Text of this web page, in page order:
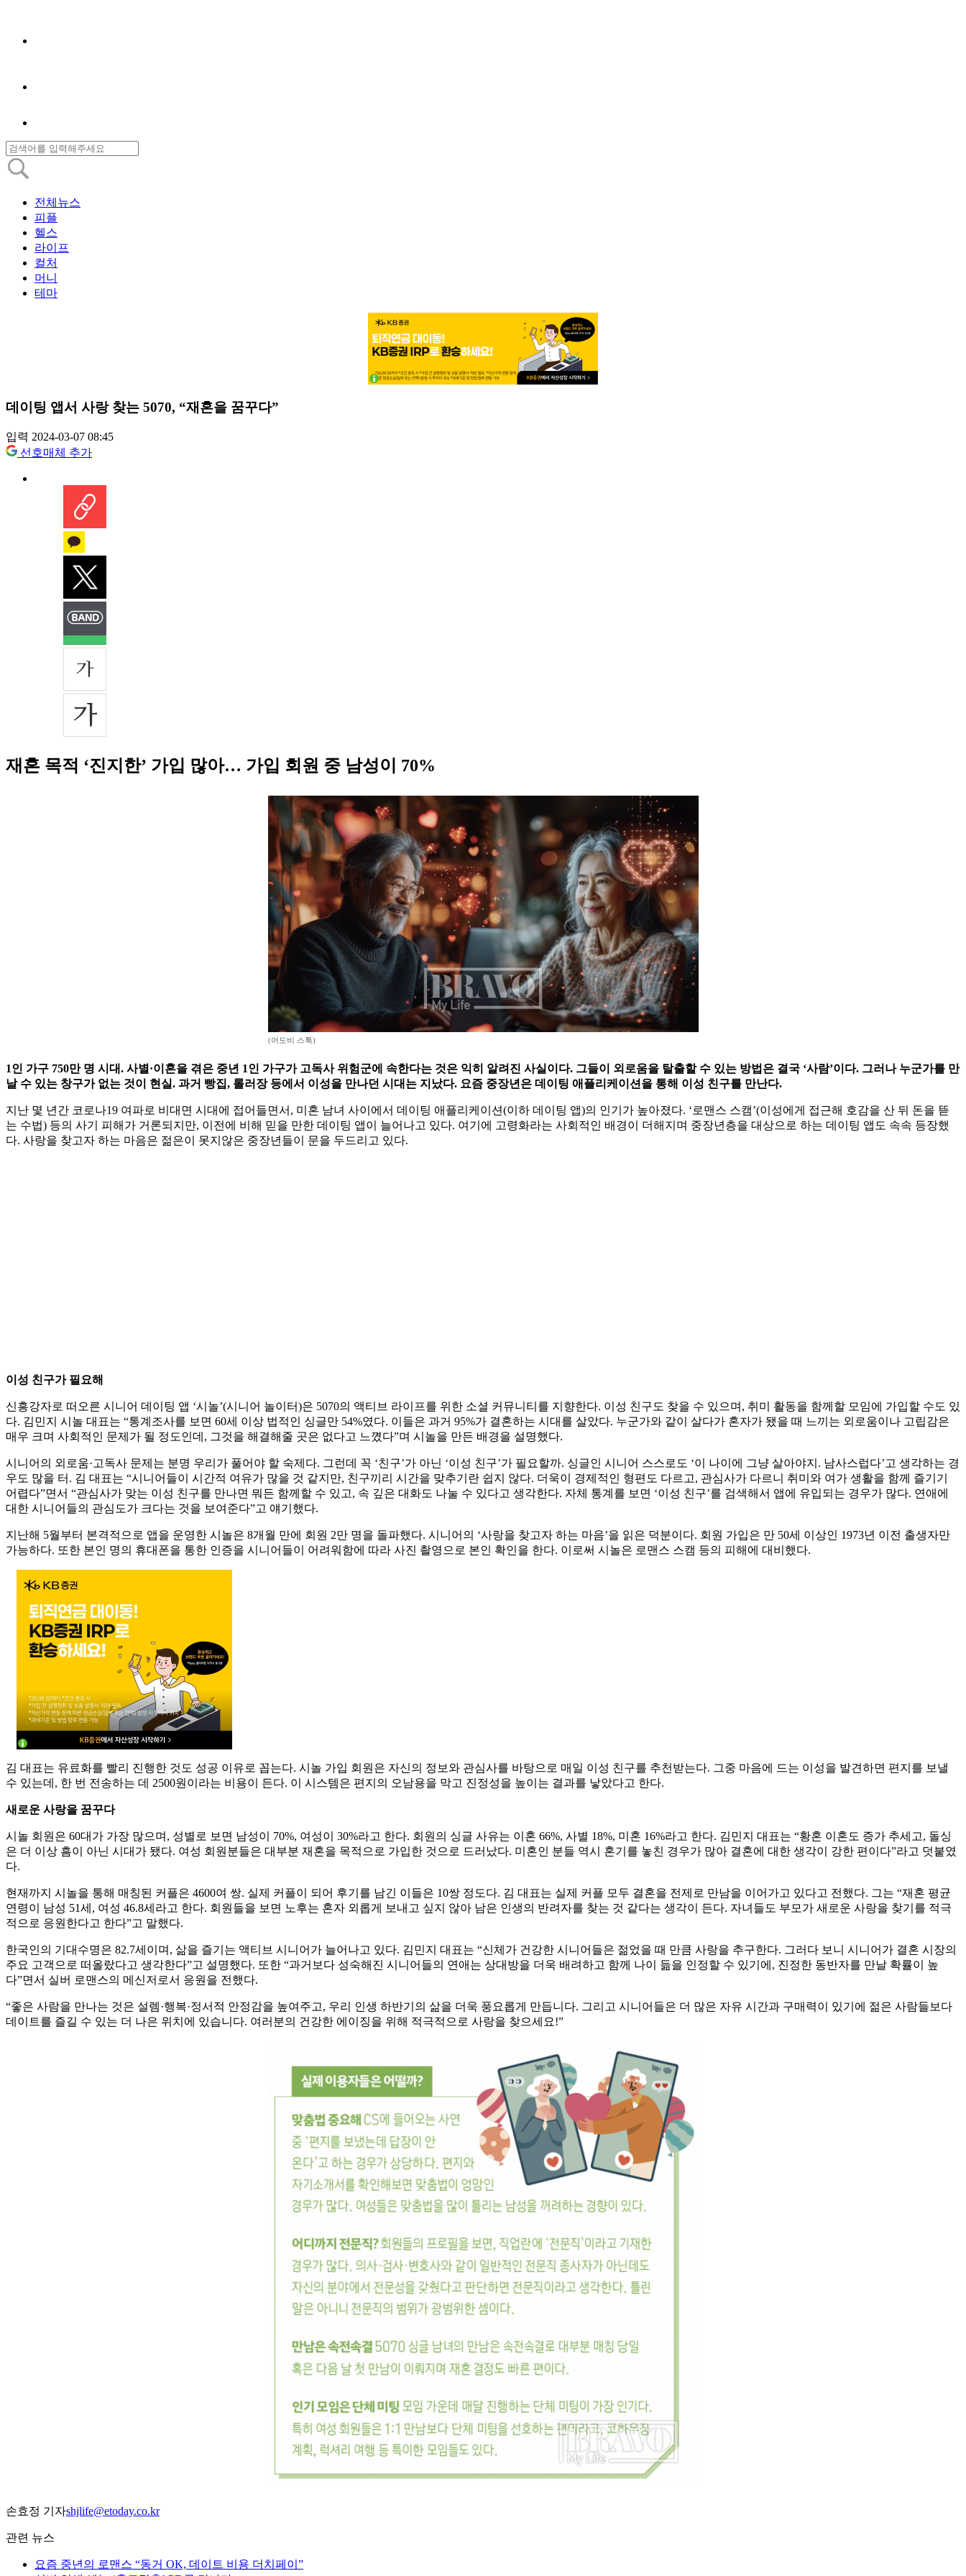
전체뉴스
피플
헬스
라이프
컬처
머니
테마
데이팅 앱서 사랑 찾는 5070, “재혼을 꿈꾸다”
입력 2024-03-07 08:45
선호매체 추가
재혼 목적 ‘진지한’ 가입 많아… 가입 회원 중 남성이 70%
(어도비 스톡)
1인 가구 750만 명 시대. 사별·이혼을 겪은 중년 1인 가구가 고독사 위험군에 속한다는 것은 익히 알려진 사실이다. 그들이 외로움을 탈출할 수 있는 방법은 결국 ‘사람’이다. 그러나 누군가를 만
날 수 있는 창구가 없는 것이 현실. 과거 빵집, 롤러장 등에서 이성을 만나던 시대는 지났다. 요즘 중장년은 데이팅 애플리케이션을 통해 이성 친구를 만난다.
지난 몇 년간 코로나19 여파로 비대면 시대에 접어들면서, 미혼 남녀 사이에서 데이팅 애플리케이션(이하 데이팅 앱)의 인기가 높아졌다. ‘로맨스 스캠’(이성에게 접근해 호감을 산 뒤 돈을 뜯
는 수법) 등의 사기 피해가 거론되지만, 이전에 비해 믿을 만한 데이팅 앱이 늘어나고 있다. 여기에 고령화라는 사회적인 배경이 더해지며 중장년층을 대상으로 하는 데이팅 앱도 속속 등장했
다. 사랑을 찾고자 하는 마음은 젊은이 못지않은 중장년들이 문을 두드리고 있다.
이성 친구가 필요해
신흥강자로 떠오른 시니어 데이팅 앱 ‘시놀’(시니어 놀이터)은 5070의 액티브 라이프를 위한 소셜 커뮤니티를 지향한다. 이성 친구도 찾을 수 있으며, 취미 활동을 함께할 모임에 가입할 수도 있
다. 김민지 시놀 대표는 “통계조사를 보면 60세 이상 법적인 싱글만 54%였다. 이들은 과거 95%가 결혼하는 시대를 살았다. 누군가와 같이 살다가 혼자가 됐을 때 느끼는 외로움이나 고립감은
매우 크며 사회적인 문제가 될 정도인데, 그것을 해결해줄 곳은 없다고 느꼈다”며 시놀을 만든 배경을 설명했다.
시니어의 외로움·고독사 문제는 분명 우리가 풀어야 할 숙제다. 그런데 꼭 ‘친구’가 아닌 ‘이성 친구’가 필요할까. 싱글인 시니어 스스로도 ‘이 나이에 그냥 살아야지. 남사스럽다’고 생각하는 경
우도 많을 터. 김 대표는 “시니어들이 시간적 여유가 많을 것 같지만, 친구끼리 시간을 맞추기란 쉽지 않다. 더욱이 경제적인 형편도 다르고, 관심사가 다르니 취미와 여가 생활을 함께 즐기기
어렵다”면서 “관심사가 맞는 이성 친구를 만나면 뭐든 함께할 수 있고, 속 깊은 대화도 나눌 수 있다고 생각한다. 자체 통계를 보면 ‘이성 친구’를 검색해서 앱에 유입되는 경우가 많다. 연애에
대한 시니어들의 관심도가 크다는 것을 보여준다”고 얘기했다.
지난해 5월부터 본격적으로 앱을 운영한 시놀은 8개월 만에 회원 2만 명을 돌파했다. 시니어의 ‘사랑을 찾고자 하는 마음’을 읽은 덕분이다. 회원 가입은 만 50세 이상인 1973년 이전 출생자만
가능하다. 또한 본인 명의 휴대폰을 통한 인증을 시니어들이 어려워함에 따라 사진 촬영으로 본인 확인을 한다. 이로써 시놀은 로맨스 스캠 등의 피해에 대비했다.
김 대표는 유료화를 빨리 진행한 것도 성공 이유로 꼽는다. 시놀 가입 회원은 자신의 정보와 관심사를 바탕으로 매일 이성 친구를 추천받는다. 그중 마음에 드는 이성을 발견하면 편지를 보낼
수 있는데, 한 번 전송하는 데 2500원이라는 비용이 든다. 이 시스템은 편지의 오남용을 막고 진정성을 높이는 결과를 낳았다고 한다.
새로운 사랑을 꿈꾸다
시놀 회원은 60대가 가장 많으며, 성별로 보면 남성이 70%, 여성이 30%라고 한다. 회원의 싱글 사유는 이혼 66%, 사별 18%, 미혼 16%라고 한다. 김민지 대표는 “황혼 이혼도 증가 추세고, 돌싱
은 더 이상 흠이 아닌 시대가 됐다. 여성 회원분들은 대부분 재혼을 목적으로 가입한 것으로 드러났다. 미혼인 분들 역시 혼기를 놓친 경우가 많아 결혼에 대한 생각이 강한 편이다”라고 덧붙였
다.
현재까지 시놀을 통해 매칭된 커플은 4600여 쌍. 실제 커플이 되어 후기를 남긴 이들은 10쌍 정도다. 김 대표는 실제 커플 모두 결혼을 전제로 만남을 이어가고 있다고 전했다. 그는 “재혼 평균
연령이 남성 51세, 여성 46.8세라고 한다. 회원들을 보면 노후는 혼자 외롭게 보내고 싶지 않아 남은 인생의 반려자를 찾는 것 같다는 생각이 든다. 자녀들도 부모가 새로운 사랑을 찾기를 적극
적으로 응원한다고 한다”고 말했다.
한국인의 기대수명은 82.7세이며, 삶을 즐기는 액티브 시니어가 늘어나고 있다. 김민지 대표는 “신체가 건강한 시니어들은 젊었을 때 만큼 사랑을 추구한다. 그러다 보니 시니어가 결혼 시장의
주요 고객으로 떠올랐다고 생각한다”고 설명했다. 또한 “과거보다 성숙해진 시니어들의 연애는 상대방을 더욱 배려하고 함께 나이 듦을 인정할 수 있기에, 진정한 동반자를 만날 확률이 높
다”면서 실버 로맨스의 메신저로서 응원을 전했다.
“좋은 사람을 만나는 것은 설렘·행복·정서적 안정감을 높여주고, 우리 인생 하반기의 삶을 더욱 풍요롭게 만듭니다. 그리고 시니어들은 더 많은 자유 시간과 구매력이 있기에 젊은 사람들보다
데이트를 즐길 수 있는 더 나은 위치에 있습니다. 여러분의 건강한 에이징을 위해 적극적으로 사랑을 찾으세요!”
손효정 기자shjlife@etoday.co.kr
관련 뉴스
요즘 중년의 로맨스 “동거 OK, 데이트 비용 더치페이”